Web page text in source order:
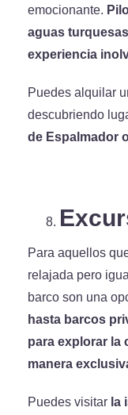
emocionante.
aguas
experiencia
Puedes alquilar
descubriendo
de Espalmador
Para aquellos
relajada pero
barco son una
hasta barcos
para explorar la
manera
Puedes visitar la